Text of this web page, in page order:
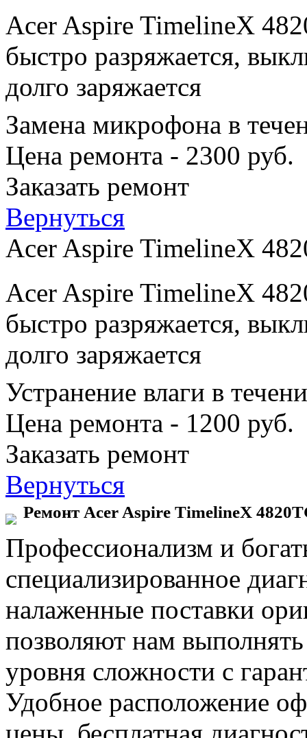
Acer Aspire TimelineX
быстро разряжается,
долго заряжается
Замена микрофона в
Цена ремонта - 2300 руб.
Заказать ремонт
Вернуться
Acer Aspire TimelineX
Acer Aspire TimelineX
быстро разряжается,
долго заряжается
Устранение влаги в
Цена ремонта - 1200 руб.
Заказать ремонт
Вернуться
Ремонт Acer Aspire TimelineX
Профессионализм и
специализированное
налаженные поставки
позволяют нам
уровня сложности с
Удобное расположение